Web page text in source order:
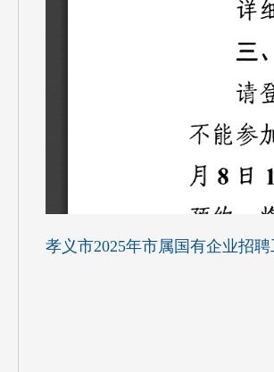
孝义市2025年市属国有企业招